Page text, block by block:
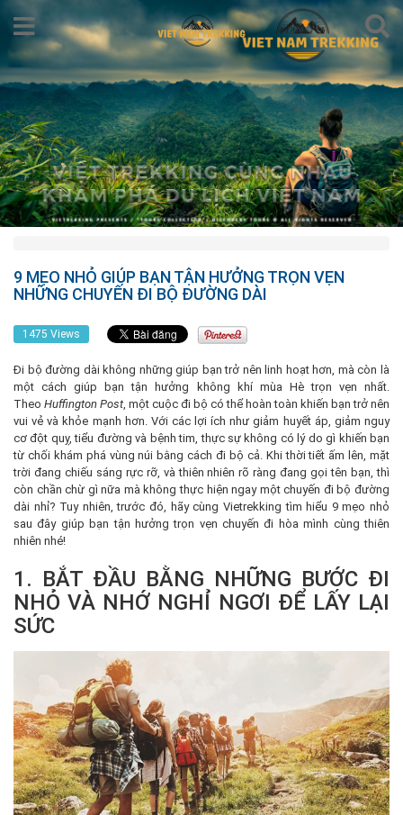
9 MẸO NHỎ GIÚP BẠN TẬN HƯỞNG TRỌN VẸN
NHỮNG CHUYẾN ĐI BỘ ĐƯỜNG DÀI
1475 Views
Đi bộ đường dài không những giúp bạn trở nên linh hoạt hơn, mà còn là
một cách giúp bạn tận hưởng không khí mùa Hè trọn vẹn nhất.
Theo Huffington Post, một cuộc đi bộ có thể hoàn toàn khiến bạn trở nên
vui vẻ và khỏe mạnh hơn. Với các lợi ích như giảm huyết áp, giảm nguy
cơ đột quỵ, tiểu đường và bệnh tim, thực sự không có lý do gì khiến bạn
từ chối khám phá vùng núi bằng cách đi bộ cả. Khi thời tiết ấm lên, mặt
trời đang chiếu sáng rực rỡ, và thiên nhiên rõ ràng đang gọi tên bạn, thì
còn chần chừ gì nữa mà không thực hiện ngay một chuyến đi bộ đường
dài nhỉ? Tuy nhiên, trước đó, hãy cùng Vietrekking tìm hiểu 9 mẹo nhỏ
sau đây giúp bạn tận hưởng trọn vẹn chuyến đi hòa mình cùng thiên
nhiên nhé!
1. BẮT ĐẦU BẰNG NHỮNG BƯỚC ĐI
NHỎ VÀ NHỚ NGHỈ NGƠI ĐỂ LẤY LẠI
SỨC